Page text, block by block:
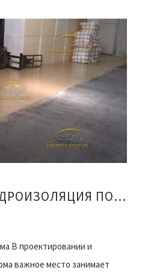
ПОЛИМЕРНАЯ ГИДРОИЗОЛЯЦИЯ ПОЛА
В проектировании и
важное место занимает